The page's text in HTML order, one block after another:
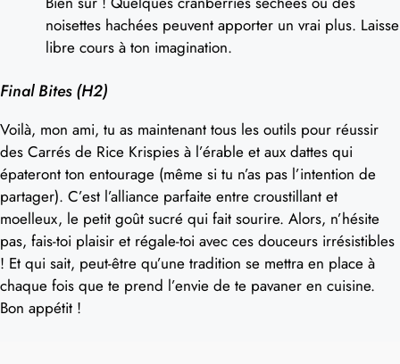
noisettes hachées peuvent apporter un vrai plus. Laisse
libre cours à ton imagination.
Final Bites (H2)
Voilà, mon ami, tu as maintenant tous les outils pour réussir
des Carrés de Rice Krispies à l’érable et aux dattes qui
épateront ton entourage (même si tu n’as pas l’intention de
partager). C’est l’alliance parfaite entre croustillant et
moelleux, le petit goût sucré qui fait sourire. Alors, n’hésite
pas, fais-toi plaisir et régale-toi avec ces douceurs irrésistibles
! Et qui sait, peut-être qu’une tradition se mettra en place à
chaque fois que te prend l’envie de te pavaner en cuisine.
Bon appétit !